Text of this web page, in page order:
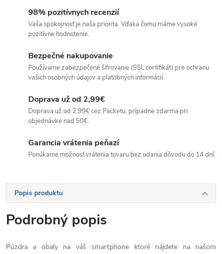
98% pozitívnych recenzií
Vaša spokojnosť je naša priorita. Vďaka čomu máme vysoké
pozitívne hodnotenie.
Bezpečné nakupovanie
Používame zabezpečené šifrovanie (SSL certifikát) pre ochranu
vašich osobných údajov a platobných informácií.
Doprava už od 2,99€
Doprava už od 2,99€ cez Packetu, prípadne zdarma pri
objednávke nad 50€.
Garancia vrátenia peňazí
Ponúkame možnosť vrátenia tovaru bez udania dôvodu do 14 dní.
Popis produktu
Podrobný popis
Púzdra a obaly na váš smartphone ktoré nájdete na našom